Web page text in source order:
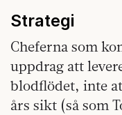
Strategi
Cheferna som
uppdrag att
blodflödet, inte
års sikt (så som